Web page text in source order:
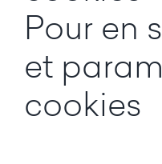
Pour en
et
cookies